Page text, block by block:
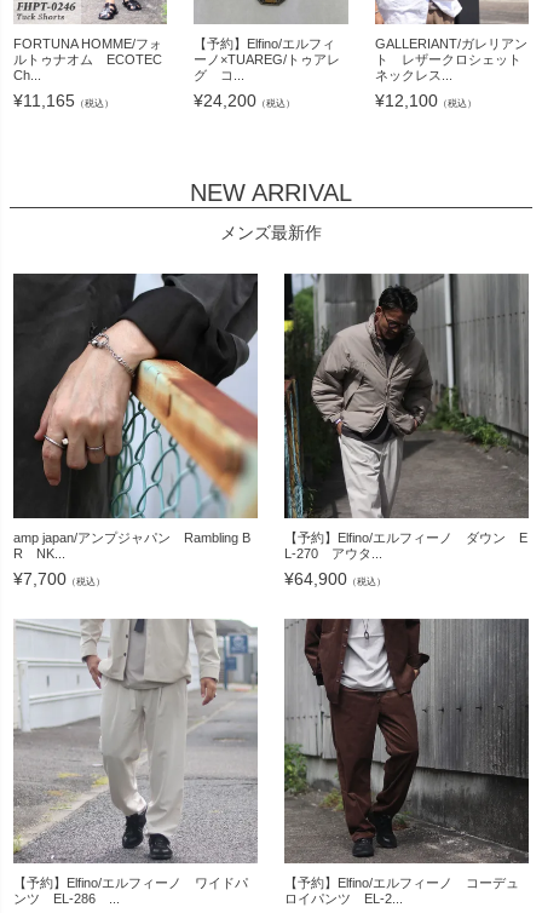
FORTUNA HOMME/フォ
ルトゥナオム ECOTEC
Ch...
¥11,165 （税込）
【予約】Elfino/エルフィ
ーノ×TUAREG/トゥアレ
グ コ...
¥24,200 （税込）
GALLERIANT/ガレリアン
ト レザークロシェット
ネックレス...
¥12,100（税込）
NEW ARRIVAL
メンズ最新作
amp japan/アンプジャパン Rambling B
R NK...
¥7,700 （税込）
【予約】Elfino/エルフィーノ ダウン E
L-270 アウタ...
¥64,900 （税込）
【予約】Elfino/エルフィーノ ワイドパ
ンツ EL-286 ...
【予約】Elfino/エルフィーノ コーデュ
ロイパンツ EL-2...